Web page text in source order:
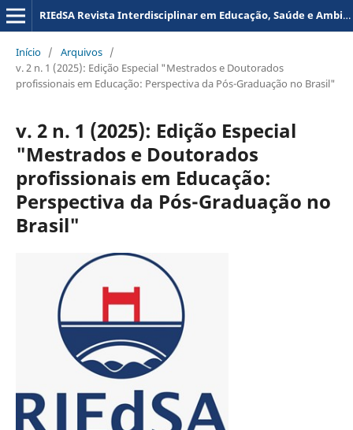
RIEdSA Revista Interdisciplinar em Educação, Saúde e Ambiente
Início / Arquivos /
v. 2 n. 1 (2025): Edição Especial "Mestrados e Doutorados
profissionais em Educação: Perspectiva da Pós-Graduação no Brasil"
v. 2 n. 1 (2025): Edição Especial
"Mestrados e Doutorados
profissionais em Educação:
Perspectiva da Pós-Graduação no
Brasil"